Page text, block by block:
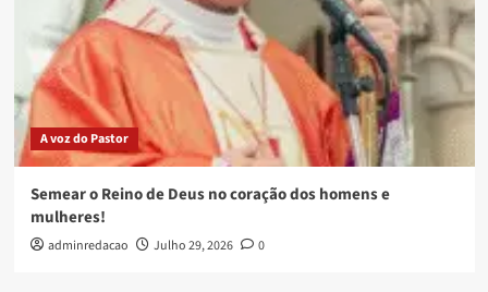
A voz do Pastor
Semear o Reino de Deus no coração dos homens e
mulheres!
adminredacao Julho 29, 2026 0